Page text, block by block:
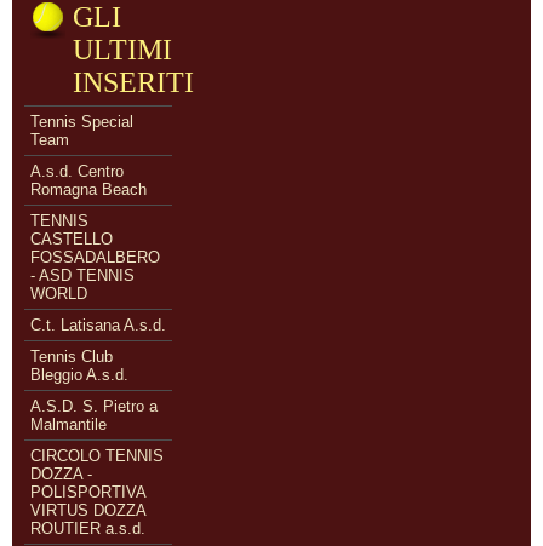
GLI
ULTIMI
INSERITI
Tennis Special
Team
A.s.d. Centro
Romagna Beach
TENNIS
CASTELLO
FOSSADALBERO
- ASD TENNIS
WORLD
C.t. Latisana A.s.d.
Tennis Club
Bleggio A.s.d.
A.S.D. S. Pietro a
Malmantile
CIRCOLO TENNIS
DOZZA -
POLISPORTIVA
VIRTUS DOZZA
ROUTIER a.s.d.